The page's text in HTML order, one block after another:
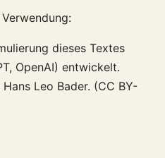
dieses Textes
OpenAI) entwickelt.
Leo Bader. (CC BY-